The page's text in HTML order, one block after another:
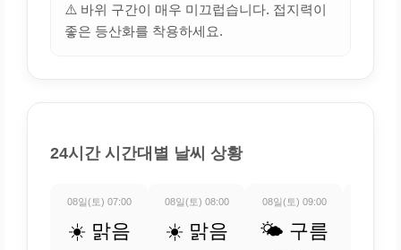
⚠️ 바위 구간이 매우 미끄럽습니다. 접지력이
좋은 등산화를 착용하세요.
24시간 시간대별 날씨 상황
08일(토) 07:00
☀️ 맑음
08일(토) 08:00
☀️ 맑음
08일(토) 09:00
🌤️ 구름